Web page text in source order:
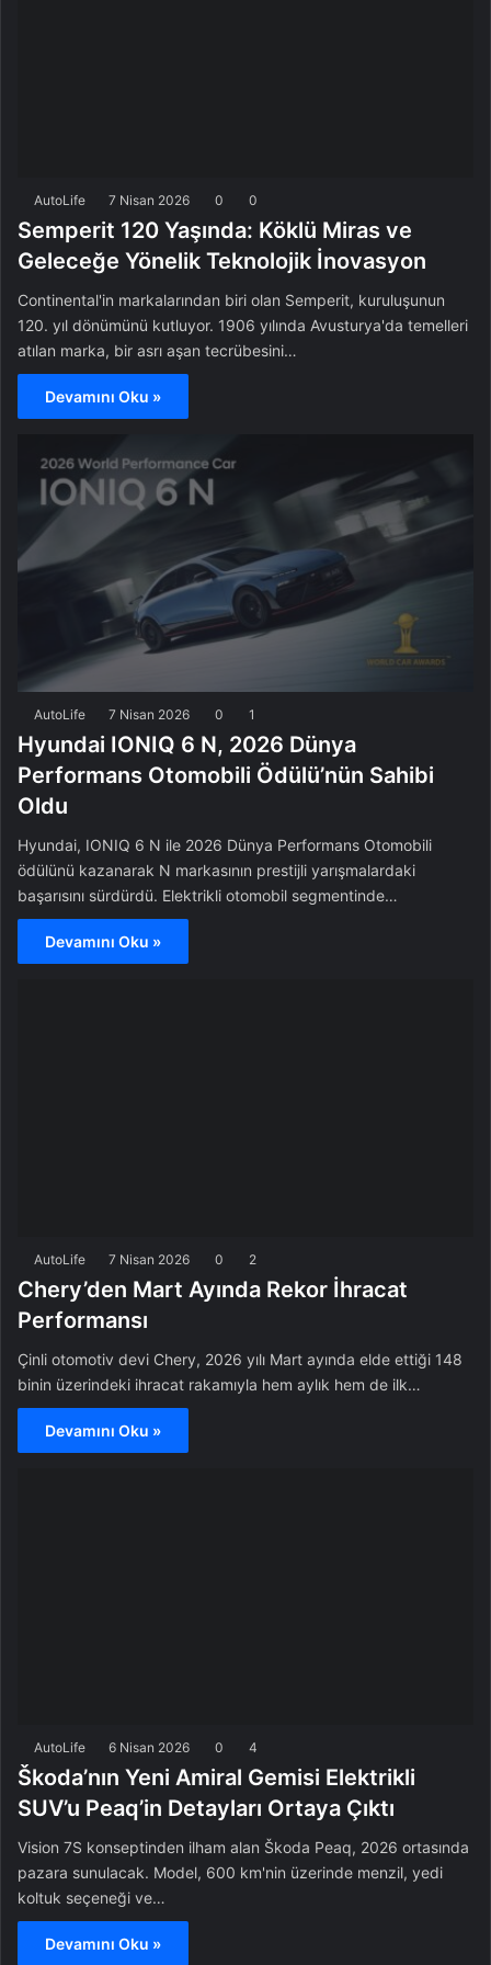
AutoLife 7 Nisan 2026 0 0
Semperit 120 Yaşında: Köklü Miras ve
Geleceğe Yönelik Teknolojik İnovasyon
Continental'in markalarından biri olan Semperit, kuruluşunun
120. yıl dönümünü kutluyor. 1906 yılında Avusturya'da temelleri
atılan marka, bir asrı aşan tecrübesini…
Devamını Oku »
AutoLife 7 Nisan 2026 0 1
Hyundai IONIQ 6 N, 2026 Dünya
Performans Otomobili Ödülü’nün Sahibi
Oldu
Hyundai, IONIQ 6 N ile 2026 Dünya Performans Otomobili
ödülünü kazanarak N markasının prestijli yarışmalardaki
başarısını sürdürdü. Elektrikli otomobil segmentinde…
Devamını Oku »
AutoLife 7 Nisan 2026 0 2
Chery’den Mart Ayında Rekor İhracat
Performansı
Çinli otomotiv devi Chery, 2026 yılı Mart ayında elde ettiği 148
binin üzerindeki ihracat rakamıyla hem aylık hem de ilk…
Devamını Oku »
AutoLife 6 Nisan 2026 0 4
Škoda’nın Yeni Amiral Gemisi Elektrikli
SUV’u Peaq’in Detayları Ortaya Çıktı
Vision 7S konseptinden ilham alan Škoda Peaq, 2026 ortasında
pazara sunulacak. Model, 600 km'nin üzerinde menzil, yedi
koltuk seçeneği ve…
Devamını Oku »